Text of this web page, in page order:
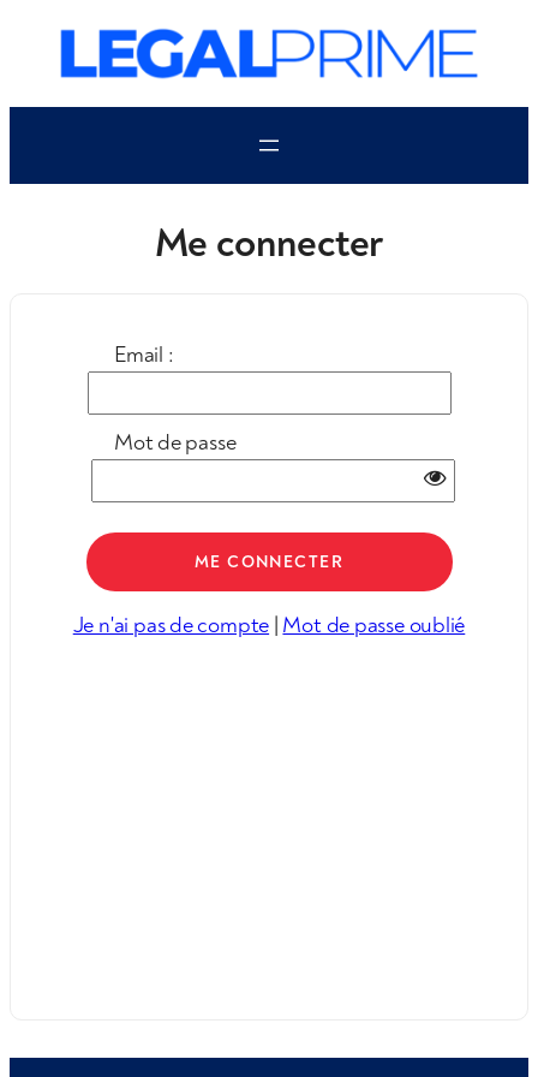
contenu
Me connecter
Email :
Mot de passe
Je n'ai pas de compte | Mot de passe oublié